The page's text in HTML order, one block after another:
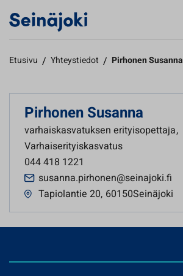
Etusivu / Yhteystiedot / Pirhonen Susanna
Pirhonen Susanna
varhaiskasvatuksen erityisopettaja,
Varhaiserityiskasvatus
044 418 1221
susanna.pirhonen@seinajoki.fi
Tapiolantie 20, 60150Seinäjoki